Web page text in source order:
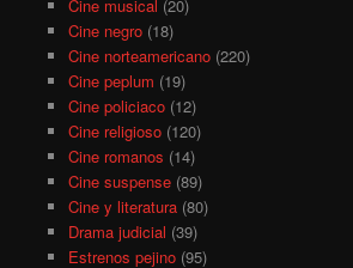
Cine musical (20)
Cine negro(18)
Cine norteamericano(220)
Cine peplum (19)
Cine policiaco(12)
Cine religioso(120)
Cine romanos (14)
Cine suspense(89)
Cine y literatura(80)
Drama judicial (39)
Estrenos pejino(95)